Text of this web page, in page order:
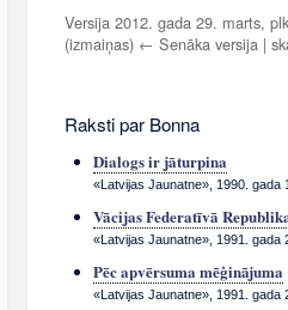
Versija 2012. gada 29. marts,
(izmaiņas) ← Senāka versija |
Raksti par Bonna
Dialogs ir jāturpina
«Latvijas Jaunatne», 1990. gada
Vācijas Federatīvā
«Latvijas Jaunatne», 1991. gada
Pēc apvērsuma mēģinājuma
«Latvijas Jaunatne», 1991. gada